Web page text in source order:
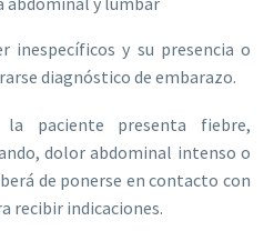
inespecíficos y su presencia o
diagnóstico de embarazo.
paciente presenta fiebre,
dolor abdominal intenso o
de ponerse en contacto con
recibir indicaciones.